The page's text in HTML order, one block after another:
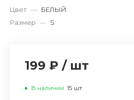
Цвет — БЕЛЫЙ
Размер — S
199 ₽ / шт
В наличии 15 шт